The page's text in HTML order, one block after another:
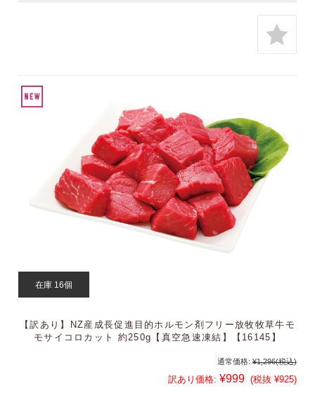
在庫 16個
【訳あり】NZ産成長促進目的ホルモン剤フリー放牧牧草牛モ
モサイコロカット 約250g【真空急速凍結】【16145】
通常価格: ¥1,296(税込)
訳あり価格: ¥999 (税抜 ¥925)